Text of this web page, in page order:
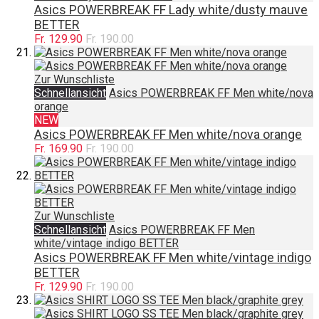
Asics POWERBREAK FF Lady white/dusty mauve
BETTER
Fr. 129.90 Fr. 190.00
Zur Wunschliste
Schnellansicht Asics POWERBREAK FF Men white/nova
orange
NEW
Asics POWERBREAK FF Men white/nova orange
Fr. 169.90 Fr. 190.00
Zur Wunschliste
Schnellansicht Asics POWERBREAK FF Men
white/vintage indigo BETTER
Asics POWERBREAK FF Men white/vintage indigo
BETTER
Fr. 129.90 Fr. 190.00